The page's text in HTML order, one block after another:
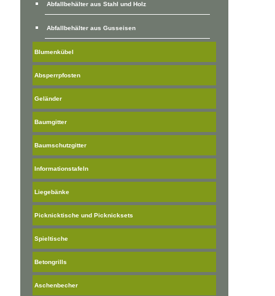
Abfallbehälter aus Stahl und Holz
Abfallbehälter aus Gusseisen
Blumenkübel
Absperrpfosten
Geländer
Baumgitter
Baumschutzgitter
Informationstafeln
Liegebänke
Picknicktische und Picknicksets
Spieltische
Betongrills
Aschenbecher